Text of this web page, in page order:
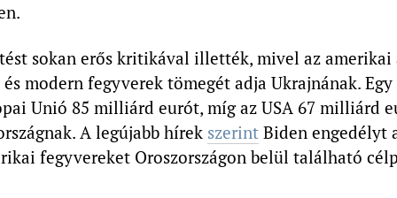
sokan erős kritikával illették, mivel az
modern fegyverek tömegét adja Ukrajnának.
Unió 85 milliárd eurót, míg az USA 67 milliárd
A legújabb hírek szerint Biden engedélyt
fegyvereket Oroszországon belül található